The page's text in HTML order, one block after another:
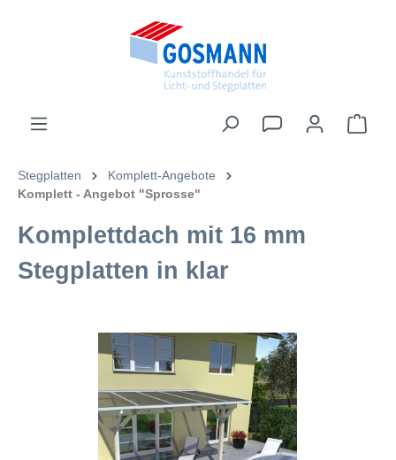
Stegplatten
Komplett-Angebote
Komplett - Angebot "Sprosse"
Komplettdach mit 16 mm
Stegplatten in klar